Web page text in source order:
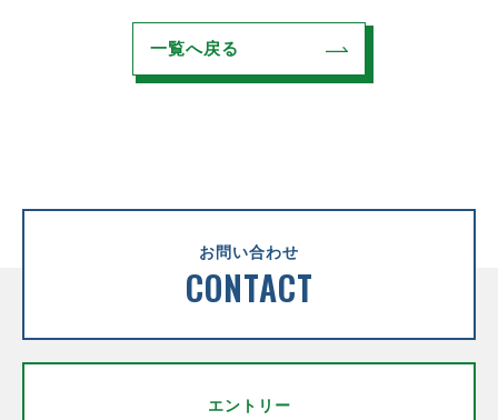
一覧へ戻る
お問い合わせ
CONTACT
エントリー